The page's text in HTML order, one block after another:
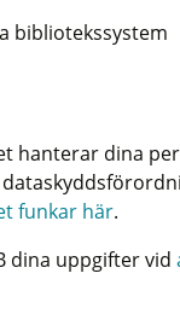
bibliotekssystem
hanterar dina
funkar här.
dina uppgifter vid